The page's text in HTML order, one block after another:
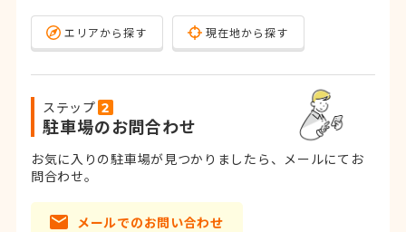
エリアから探す 現在地から探す
ステップ
駐車場のお問合わせ
お気に入りの駐車場が見つかりましたら、メールにてお
問合わせ。
メールでのお問い合わせ